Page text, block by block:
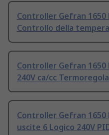
Controller Gefran 1650
Controllo della
Controller Gefran 1650
240V ca/cc
Controller Gefran
uscite 6 Logico 240V